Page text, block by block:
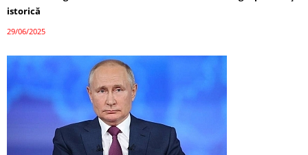
istorică
29/06/2025